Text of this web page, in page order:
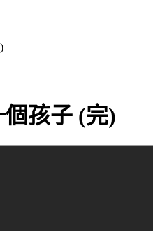
孩子 (完)